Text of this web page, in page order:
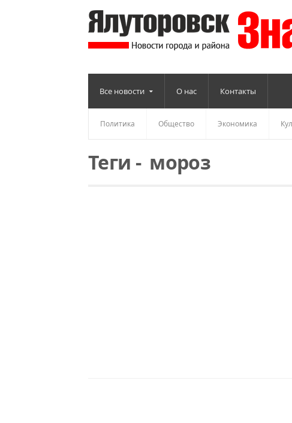
Все новости О нас Контакты
Политика Общество Экономика
Теги -мороз